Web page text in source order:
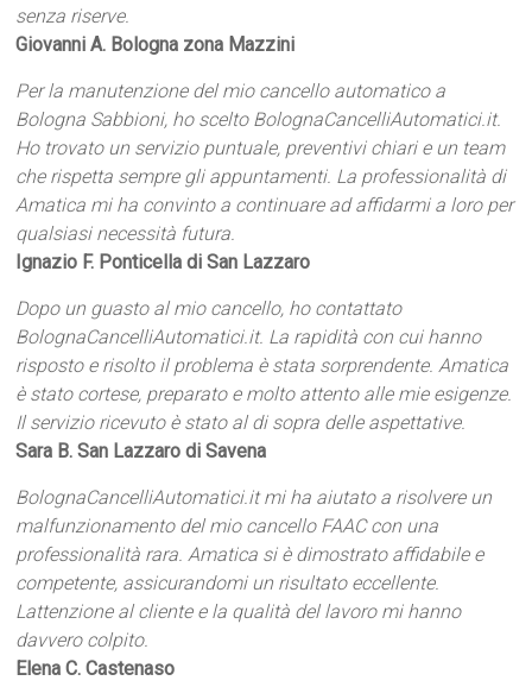
senza riserve.
Giovanni A. Bologna zona Mazzini
Per la manutenzione del mio cancello automatico a
Bologna Sabbioni, ho scelto BolognaCancelliAutomatici.it.
Ho trovato un servizio puntuale, preventivi chiari e un team
che rispetta sempre gli appuntamenti. La professionalità di
Amatica mi ha convinto a continuare ad affidarmi a loro per
qualsiasi necessità futura.
Ignazio F. Ponticella di San Lazzaro
Dopo un guasto al mio cancello, ho contattato
BolognaCancelliAutomatici.it. La rapidità con cui hanno
risposto e risolto il problema è stata sorprendente. Amatica
è stato cortese, preparato e molto attento alle mie esigenze.
Il servizio ricevuto è stato al di sopra delle aspettative.
Sara B. San Lazzaro di Savena
BolognaCancelliAutomatici.it mi ha aiutato a risolvere un
malfunzionamento del mio cancello FAAC con una
professionalità rara. Amatica si è dimostrato affidabile e
competente, assicurandomi un risultato eccellente.
Lattenzione al cliente e la qualità del lavoro mi hanno
davvero colpito.
Elena C. Castenaso